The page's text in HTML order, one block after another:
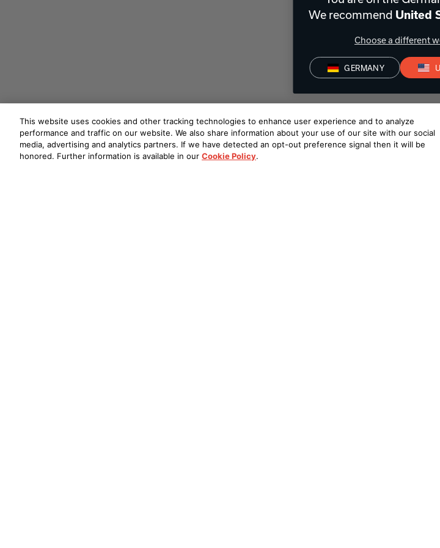
We recommend United
Choose a different
GERMANY
This website uses cookies and other tracking technologies to enhance user experience and to analyze
performance and traffic on our website. We also share information about your use of our site with our social
media, advertising and analytics partners. If we have detected an opt-out preference signal then it will be
honored. Further information is available in our Cookie Policy.